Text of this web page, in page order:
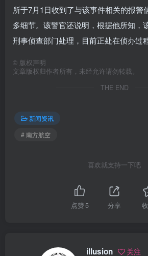
所于7月1日收到了与该事件相关的报警
多细节。该警官还说明，根据他所知，
刑事侦查部门处理，目前正处在侦办过程
© 版权声明
文章版权归作者所有，未经允许请勿转载。
THE END
新闻资讯
# 南方航空
喜欢就支持一下吧
点赞5 分享
illusion 关注